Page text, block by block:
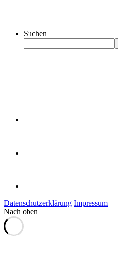
Suchen
Datenschutzerklärung Impressum
Nach oben